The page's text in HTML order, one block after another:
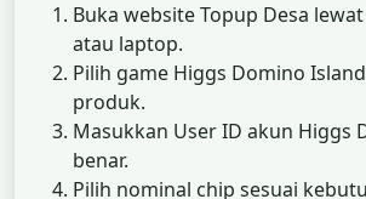
Buka website Topup Desa
atau laptop.
Pilih game Higgs Domino
produk.
Masukkan User ID akun Higgs
benar.
Pilih nominal chip sesuai